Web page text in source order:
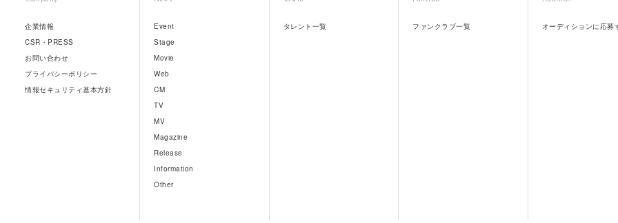
企業情報
CSR・PRESS
お問い合わせ
プライバシーポリシー
情報セキュリティ基本方針
Event
Stage
Movie
Web
CM
TV
MV
Magazine
Release
Information
Other
タレント一覧 ファンクラブ一覧 オーディションに応募